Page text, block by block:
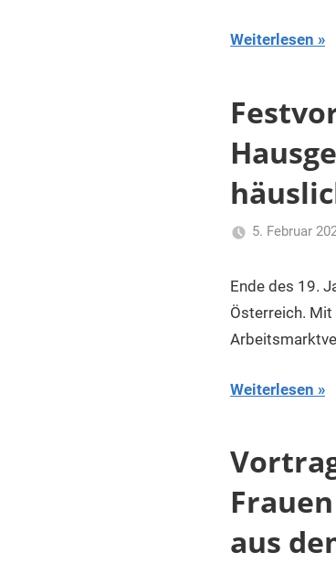
Weiterlesen
5. Februar
Ende des 19.
Österreich.
Weiterlesen
aus